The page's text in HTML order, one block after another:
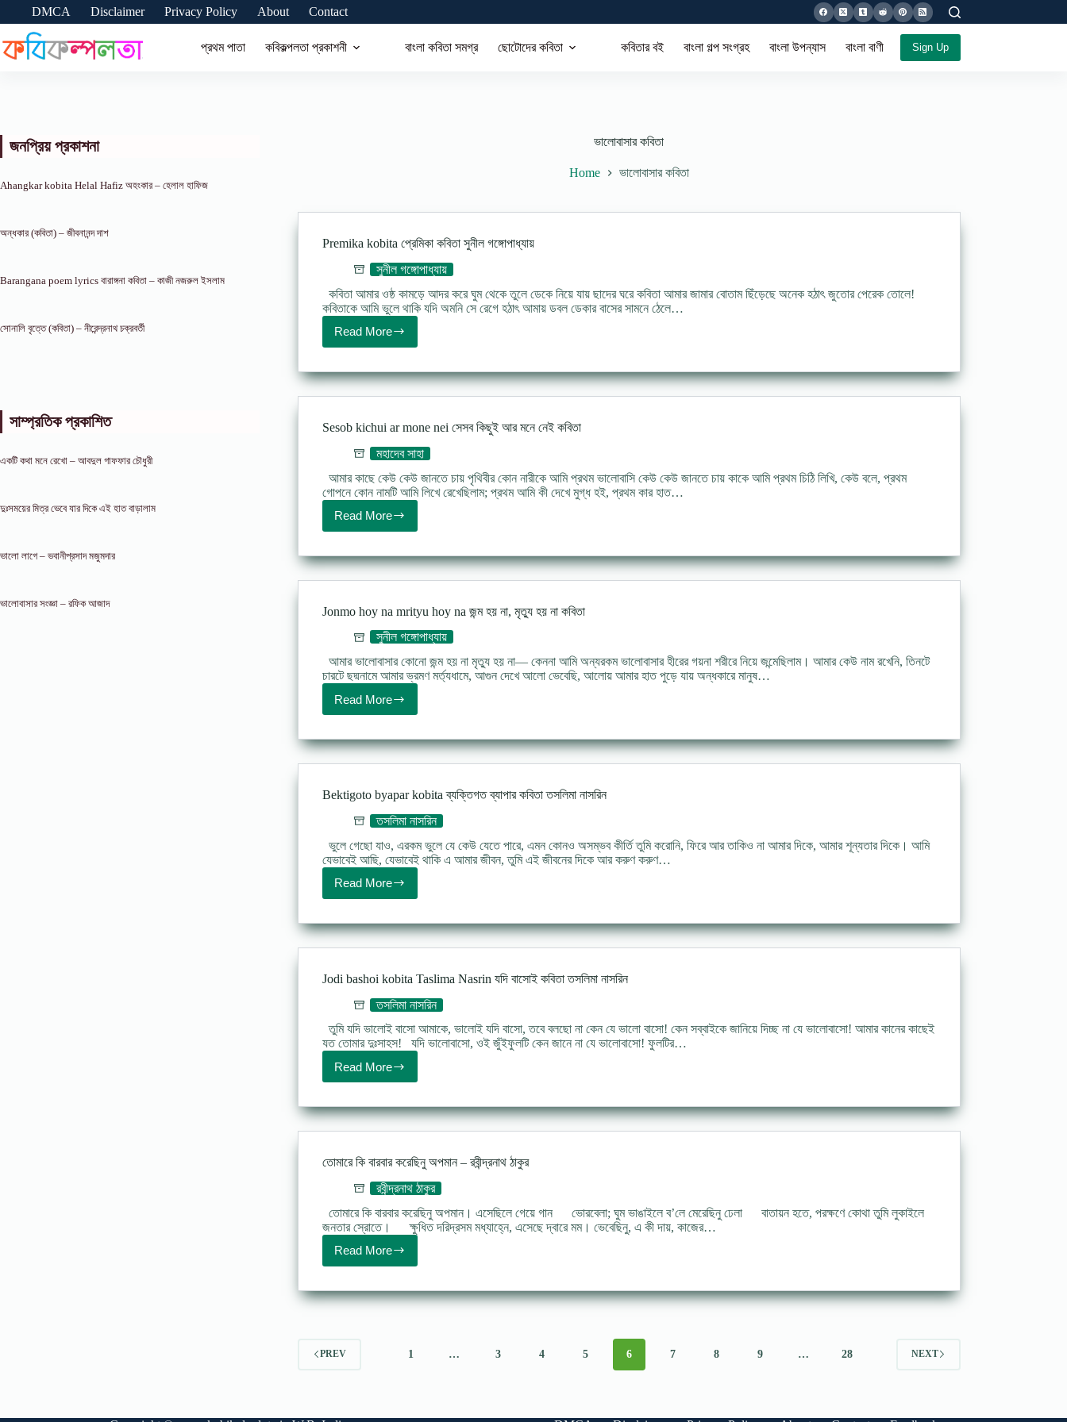
content
DMCA Disclaimer Privacy Policy About Contact
প্রথম পাতা কবিকল্পলতা প্রকাশনী বাংলা কবিতা সমগ্র ছোটোদের কবিতা কবিতার বই বাংলা গল্প সংগ্রহ বাংলা উপন্যাস বাংলা বাণী সমগ্র Sign Up
ভালোবাসার কবিতা
Home ভালোবাসার কবিতা
Premika kobita প্রেমিকা কবিতা সুনীল গঙ্গোপাধ্যায়
সুনীল গঙ্গোপাধ্যায়
কবিতা আমার ওষ্ঠ কামড়ে আদর করে ঘুম থেকে তুলে ডেকে নিয়ে যায় ছাদের ঘরে কবিতা আমার জামার বোতাম ছিঁড়েছে অনেক হঠাৎ জুতোর পেরেক তোলে!
কবিতাকে আমি ভুলে থাকি যদি অমনি সে রেগে হঠাৎ আমায় ডবল ডেকার বাসের সামনে ঠেলে…
Read More
Premika
kobita
কবিতা
সুনীল
Sesob kichui ar mone nei সেসব কিছুই আর মনে নেই কবিতা
মহাদেব সাহা
আমার কাছে কেউ কেউ জানতে চায় পৃথিবীর কোন নারীকে আমি প্রথম ভালোবাসি কেউ কেউ জানতে চায় কাকে আমি প্রথম চিঠি লিখি, কেউ বলে, প্রথম
গোপনে কোন নামটি আমি লিখে রেখেছিলাম; প্রথম আমি কী দেখে মুগ্ধ হই, প্রথম কার হাত…
Read More
Sesob
kichui
mone
আর
মনে
নেই
কবিতা
Jonmo hoy na mrityu hoy na জন্ম হয় না, মৃত্যু হয় না কবিতা
সুনীল গঙ্গোপাধ্যায়
আমার ভালোবাসার কোনো জন্ম হয় না মৃত্যু হয় না— কেননা আমি অন্যরকম ভালোবাসার হীরের গয়না শরীরে নিয়ে জন্মেছিলাম। আমার কেউ নাম রখেনি, তিনটে
চারটে ছদ্মনামে আমার ভ্রমণ মর্ত্যধামে, আগুন দেখে আলো ভেবেছি, আলোয় আমার হাত পুড়ে যায় অন্ধকারে মানুষ…
Read More
Jonmo
hoy
mrityu
হয়
না,
মৃত্যু
হয়
না
কবিতা
Bektigoto byapar kobita ব্যক্তিগত ব্যাপার কবিতা তসলিমা নাসরিন
তসলিমা নাসরিন
ভুলে গেছো যাও, এরকম ভুলে যে কেউ যেতে পারে, এমন কোনও অসম্ভব কীর্তি তুমি করোনি, ফিরে আর তাকিও না আমার দিকে, আমার শূন্যতার দিকে। আমি
যেভাবেই আছি, যেভাবেই থাকি এ আমার জীবন, তুমি এই জীবনের দিকে আর করুণ করুণ…
Read More
Bektigoto
byapar
ব্যক্তিগত
তসলিমা
নাসরিন
Jodi bashoi kobita Taslima Nasrin যদি বাসোই কবিতা তসলিমা নাসরিন
তসলিমা নাসরিন
তুমি যদি ভালোই বাসো আমাকে, ভালোই যদি বাসো, তবে বলছো না কেন যে ভালো বাসো! কেন সব্বাইকে জানিয়ে দিচ্ছ না যে ভালোবাসো! আমার কানের কাছেই
যত তোমার দুঃসাহস! যদি ভালোবাসো, ওই জুঁইফুলটি কেন জানে না যে ভালোবাসো! ফুলটির…
Read More
Jodi
bashoi
Taslima
কবিতা
তসলিমা
নাসরিন
তোমারে কি বারবার করেছিনু অপমান – রবীন্দ্রনাথ ঠাকুর
রবীন্দ্রনাথ ঠাকুর
তোমারে কি বারবার করেছিনু অপমান। এসেছিলে গেয়ে গান ভোরবেলা; ঘুম ভাঙাইলে ব’লে মেরেছিনু ঢেলা বাতায়ন হতে, পরক্ষণে কোথা তুমি লুকাইলে
জনতার স্রোতে। ক্ষুধিত দরিদ্রসম মধ্যাহ্নে, এসেছে দ্বারে মম। ভেবেছিনু, এ কী দায়, কাজের…
Read More
তোমারে
কি
করেছিনু
PREV 1 … 3 4 5 6 7 8 9 … 28 NEXT
জনপ্রিয় প্রকাশনা
Ahangkar kobita Helal Hafiz অহংকার – হেলাল হাফিজ
অন্ধকার (কবিতা) – জীবনানন্দ দাশ
Barangana poem lyrics বারাঙ্গনা কবিতা – কাজী নজরুল ইসলাম
সোনালি বৃত্তে (কবিতা) – নীরেন্দ্রনাথ চক্রবর্তী
সাম্প্রতিক প্রকাশিত
একটি কথা মনে রেখো – আবদুল গাফফার চৌধুরী
দুঃসময়ের মিত্র ভেবে যার দিকে এই হাত বাড়ালাম
ভালো লাগে – ভবানীপ্রসাদ মজুমদার
ভালোবাসার সংজ্ঞা – রফিক আজাদ